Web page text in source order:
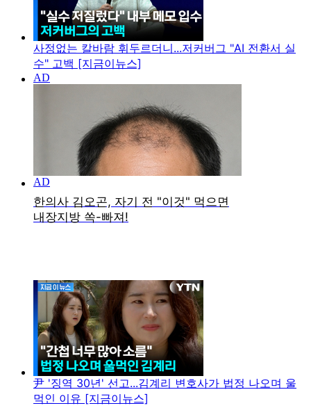
사정없는 칼바람 휘두르더니...저커버그 "AI 전환서 실
수" 고백 [지금이뉴스]
尹 '징역 30년' 선고...김계리 변호사가 법정 나오며 울
먹인 이유 [지금이뉴스]